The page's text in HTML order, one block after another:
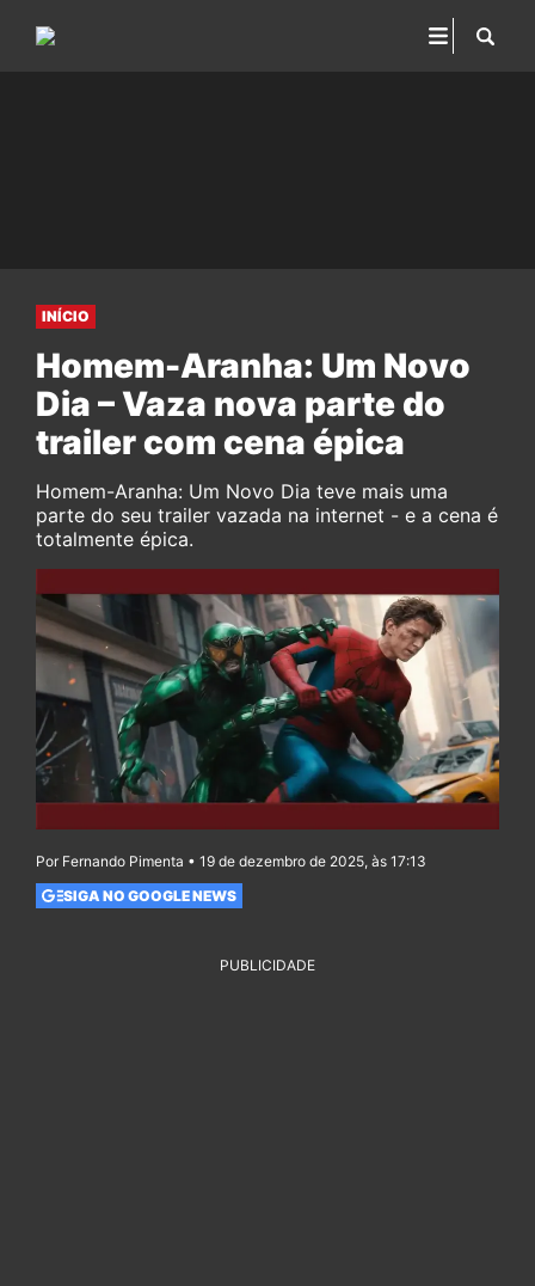
INÍCIO
Homem-Aranha: Um Novo
Dia – Vaza nova parte do
trailer com cena épica
Homem-Aranha: Um Novo Dia teve mais uma
parte do seu trailer vazada na internet - e a cena é
totalmente épica.
Por Fernando Pimenta • 19 de dezembro de 2025, às 17:13
SIGA NO GOOGLE NEWS
PUBLICIDADE